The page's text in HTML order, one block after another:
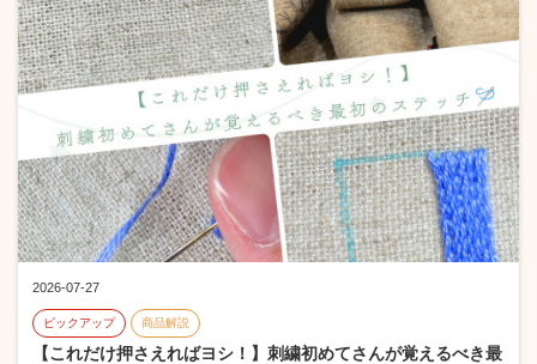
2026-07-27
ピックアップ 商品解説
【これだけ押さえればヨシ！】刺繍初めてさんが覚えるべき最